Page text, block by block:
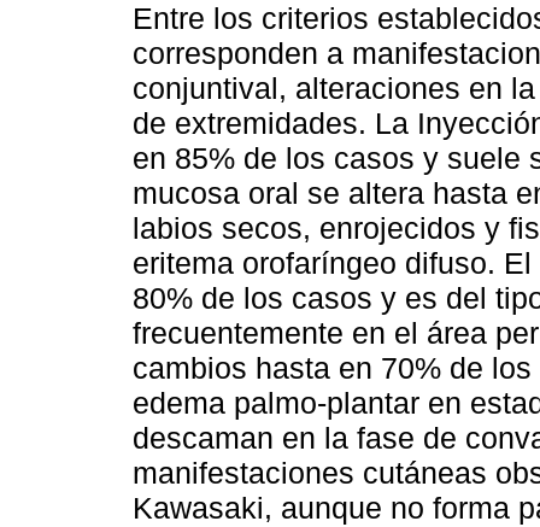
Entre los criterios
corresponden a
conjuntival, alteraciones en
de extremidades. La
en 85% de los casos y suele
mucosa oral se altera hasta
labios secos, enrojecidos y
eritema orofaríngeo difuso.
80% de los casos y es del
frecuentemente en el área
cambios hasta en 70% de
edema palmo-plantar en
descaman en la fase de
manifestaciones cutáneas
Kawasaki, aunque no forma